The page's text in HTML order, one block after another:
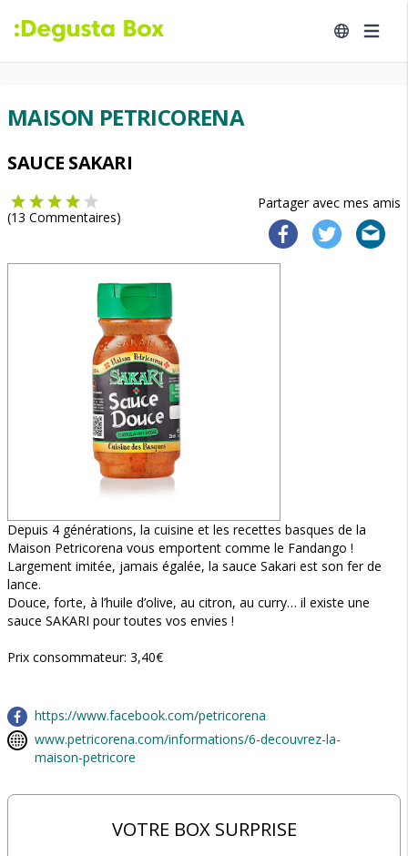
MAISON PETRICORENA
SAUCE SAKARI
Partager avec mes amis
(13 Commentaires)
Depuis 4 générations, la cuisine et les recettes basques de la
Maison Petricorena vous emportent comme le Fandango !
Largement imitée, jamais égalée, la sauce Sakari est son fer de
lance.
Douce, forte, à l’huile d’olive, au citron, au curry… il existe une
sauce SAKARI pour toutes vos envies !
Prix consommateur: 3,40€
https://www.facebook.com/petricorena
www.petricorena.com/informations/6-decouvrez-la-
maison-petricore
VOTRE BOX SURPRISE